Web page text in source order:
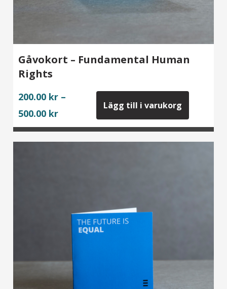
Gåvokort – Fundamental Human
Rights
200.00 kr –
500.00 krPrice
200.00 kr
500.00 kr
Lägg till i varukorg